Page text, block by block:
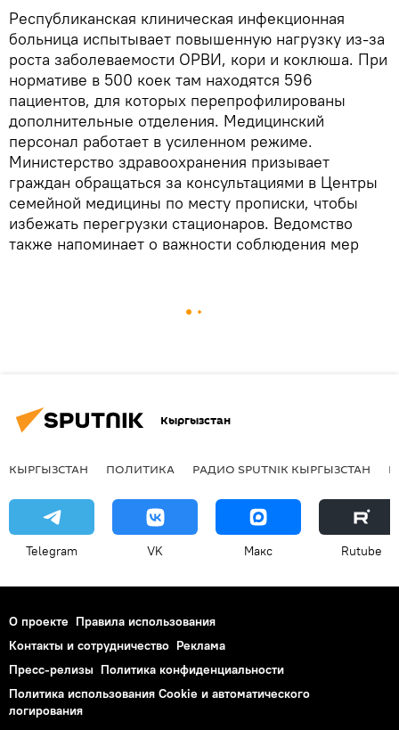
Республиканская клиническая инфекционная
больница испытывает повышенную нагрузку из-за
роста заболеваемости ОРВИ, кори и коклюша. При
нормативе в 500 коек там находятся 596
пациентов, для которых перепрофилированы
дополнительные отделения. Медицинский
персонал работает в усиленном режиме.
Министерство здравоохранения призывает
граждан обращаться за консультациями в Центры
семейной медицины по месту прописки, чтобы
избежать перегрузки стационаров. Ведомство
также напоминает о важности соблюдения мер
Кыргызстан
КЫРГЫЗСТАН ПОЛИТИКА РАДИО SPUTNIK КЫРГЫЗСТАН
Telegram VK Макс Rutube
О проекте Правила использования
Контакты и сотрудничество Реклама
Пресс-релизы Политика конфиденциальности
Политика использования Cookie и автоматического
логирования